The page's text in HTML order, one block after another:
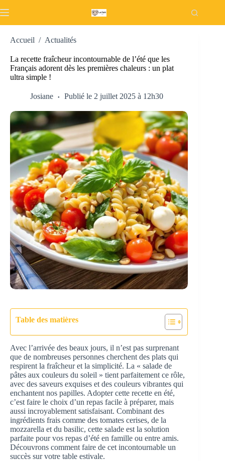
au
Accueil / Actualités
La recette fraîcheur incontournable de l’été que les
Français adorent dès les premières chaleurs : un plat
ultra simple !
Josiane Publié le 2 juillet 2025 à 12h30
Table des matières
Avec l’arrivée des beaux jours, il n’est pas surprenant
que de nombreuses personnes cherchent des plats qui
respirent la fraîcheur et la simplicité. La « salade de
pâtes aux couleurs du soleil » tient parfaitement ce rôle,
avec des saveurs exquises et des couleurs vibrantes qui
enchantent nos papilles. Adopter cette recette en été,
c’est faire le choix d’un repas facile à préparer, mais
aussi incroyablement satisfaisant. Combinant des
ingrédients frais comme des tomates cerises, de la
mozzarella et du basilic, cette salade est la solution
parfaite pour vos repas d’été en famille ou entre amis.
Découvrons comment faire de cet incontournable un
succès sur votre table estivale.